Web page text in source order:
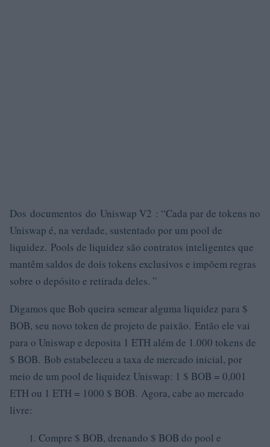
Dos documentos do Uniswap V2 : “Cada par de tokens no
Uniswap é, na verdade, sustentado por um pool de
liquidez. Pools de liquidez são contratos inteligentes que
mantêm saldos de dois tokens exclusivos e impõem regras
sobre o depósito e retirada deles. ”
Digamos que Bob queira semear alguma liquidez para $
BOB, seu novo token de projeto de paixão. Então ele vai
para o Uniswap e deposita 1 ETH além de 1.000 tokens de
$ BOB. Bob estabeleceu a taxa de mercado inicial, por
meio de um pool de liquidez Uniswap: 1 $ BOB = 0,001
ETH ou 1 ETH = 1000 $ BOB. Agora, cabe ao mercado
livre:
Compre $ BOB, drenando $ BOB do pool e